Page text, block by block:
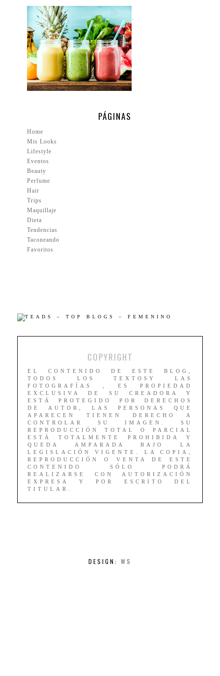
PÁGINAS
Home
Mis Looks
Lifestyle
Eventos
Beauty
Perfume
Hair
Trips
Maquillaje
Dieta
Tendencias
Taconeando
Favoritos
COPYRIGHT
EL CONTENIDO DE ESTE BLOG,
TODOS LOS TEXTOSY LAS
FOTOGRAFÍAS , ES PROPIEDAD
EXCLUSIVA DE SU CREADORA Y
ESTÁ PROTEGIDO POR DERECHOS
DE AUTOR, LAS PERSONAS QUE
APARECEN TIENEN DERECHO A
CONTROLAR SU IMAGEN. SU
REPRODUCCIÓN TOTAL O PARCIAL
ESTÁ TOTALMENTE PROHIBIDA Y
QUEDA AMPARADA BAJO LA
LEGISLACIÓN VIGENTE. LA COPIA,
REPRODUCCIÓN O VENTA DE ESTE
CONTENIDO SÓLO PODRÁ
REALIZARSE CON AUTORIZACIÓN
EXPRESA Y POR ESCRITO DEL
TITULAR.
DESIGN: WS